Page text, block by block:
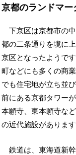
京都のランドマー
下京区は京都市の
都の二条通りを境に
京区となったようで
町などにも多くの商
でも住宅地が立ち並
前にある京都タワー
本願寺、東本願寺な
の近代施設があります
鉄道は、東海道新